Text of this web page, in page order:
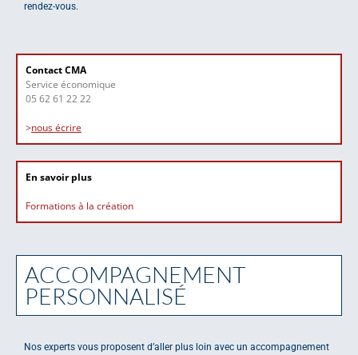
rendez-vous.
Contact CMA
Service économique
05 62 61 22 22
>nous écrire
En savoir plus
Formations à la création
ACCOMPAGNEMENT
PERSONNALISÉ
Nos experts vous proposent d’aller plus loin avec un accompagnement